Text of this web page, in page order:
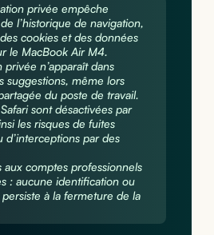
privée empêche
l’historique de navigation,
cookies et des données
le MacBook Air M4.
privée n’apparaît dans
suggestions, même lors
du poste de travail.
sont désactivées par
les risques de fuites
d’interceptions par des
aux comptes professionnels
: aucune identification ou
à la fermeture de la